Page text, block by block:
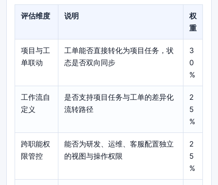
评估维度 说明
权
重
项目与工
单联动
工单能否直接转化为项目任务，状
态是否双向同步
3
0
%
工作流自
定义
是否支持项目任务与工单的差异化
流转路径
2
5
%
跨职能权
限管控
能否为研发、运维、客服配置独立
的视图与操作权限
2
5
%